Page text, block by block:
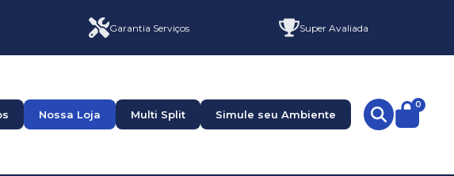
Garantia Serviços Super Avaliada
Nossa Loja Multi Split Simule seu Ambiente
0